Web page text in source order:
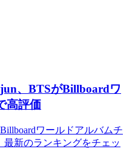
、BTSがBillboardワ
高評価
ワールドアルバムチ
新のランキングをチェッ